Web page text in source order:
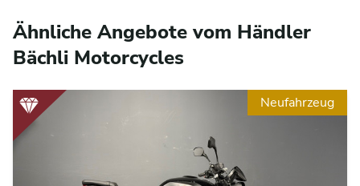
Ähnliche Angebote vom Händler
Bächli Motorcycles
Neufahrzeug